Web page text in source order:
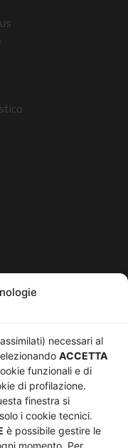
necessari al
ACCETTA
funzionali e di
di profilazione.
finestra si
i cookie tecnici.
è possibile gestire le
momento. Per